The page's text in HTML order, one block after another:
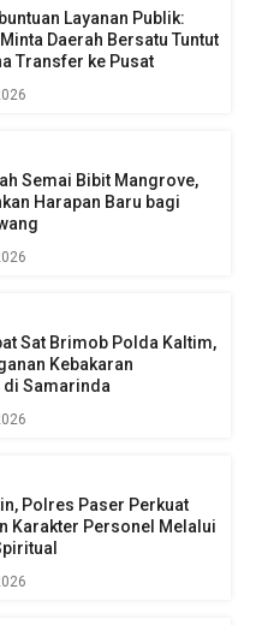
Layanan Publik:
Daerah Bersatu Tuntut
Transfer ke Pusat
Semai Bibit Mangrove,
Harapan Baru bagi
Sat Brimob Polda Kaltim,
Kebakaran
di Samarinda
Polres Paser Perkuat
Karakter Personel Melalui